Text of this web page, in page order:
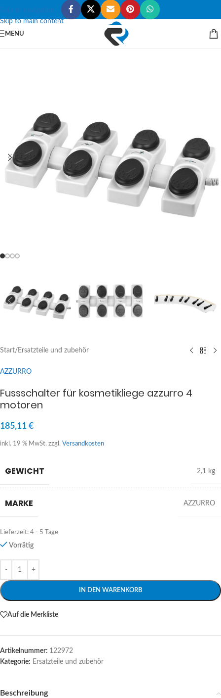
Skip to navigation
Skip to main content
MENU
Start/ Ersatzteile und zubehör
AZZURRO
Fussschalter für kosmetikliege azzurro 4
motoren
185,11 €
inkl. 19 % MwSt. zzgl. Versandkosten
GEWICHT 2,1 kg
MARKE AZZURRO
Lieferzeit: 4 - 5 Tage
Vorrätig
IN DEN WARENKORB
Alternative:
Auf die Merkliste
Artikelnummer: 122972
Kategorie: Ersatzteile und zubehör
Beschreibung